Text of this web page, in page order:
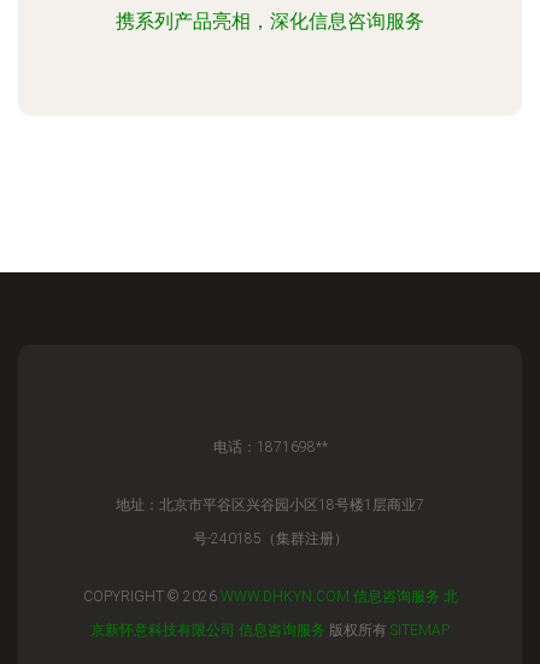
携系列产品亮相，深化信息咨询服务
电话：1871698**
地址：北京市平谷区兴谷园小区18号楼1层商业7
号-240185（集群注册）
COPYRIGHT © 2026 WWW.DHKYN.COM 信息咨询服务 北
京新怀意科技有限公司 信息咨询服务 版权所有 SITEMAP